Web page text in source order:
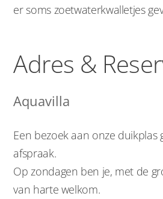
er soms zoetwaterkwalletjes
Adres &
Aquavilla
Een bezoek aan onze duikplas
afspraak.
Op zondagen ben je, met de
van harte welkom.